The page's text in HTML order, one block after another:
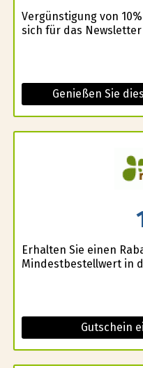
Vergünstigung von
sich für das
Genießen Sie
Erhalten Sie einen
Mindestbestellwert in
Gutschein